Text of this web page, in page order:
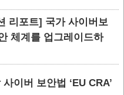
리포트] 국가 사이버보
체계를 업그레이드하
이버 보안법 ‘EU CRA’